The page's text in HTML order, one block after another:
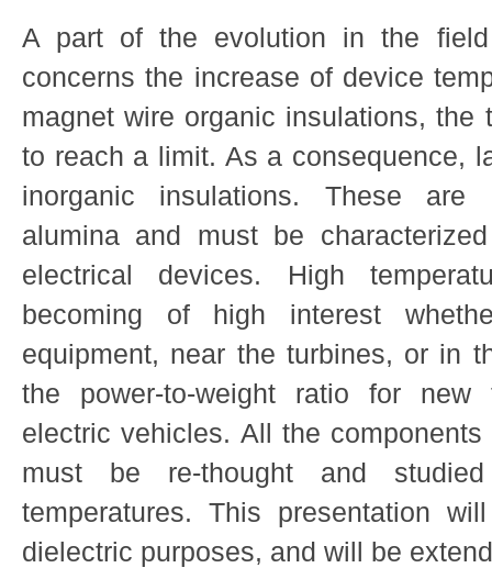
A part of the evolution in the field
concerns the increase of device
magnet wire organic insulations, the
to reach a limit. As a consequence,
inorganic insulations. These are
alumina and must be
electrical devices. High
becoming of high interest
equipment, near the turbines, or in
the power-to-weight ratio for new
electric vehicles. All the
must be re-thought and
temperatures. This presentation
dielectric purposes, and will be